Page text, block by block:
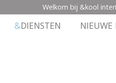
Welkom bij &kool
DIENSTEN NIEUWE